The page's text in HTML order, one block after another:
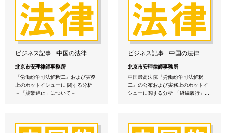
ビジネス記事 中国の法律
北京市安理律師事務所
『労働紛争司法解釈二』および実務
上のホットイシューに 関する分析
－「競業避止」について－
ビジネス記事 中国の法律
北京市安理律師事務所
中国最高法院『労働紛争司法解釈
二』の公布および実務上のホットイ
シューに関する分析 「継続履行」...